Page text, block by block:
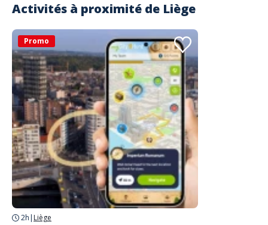
Activités à proximité de Liège
Promo
2h | Liège